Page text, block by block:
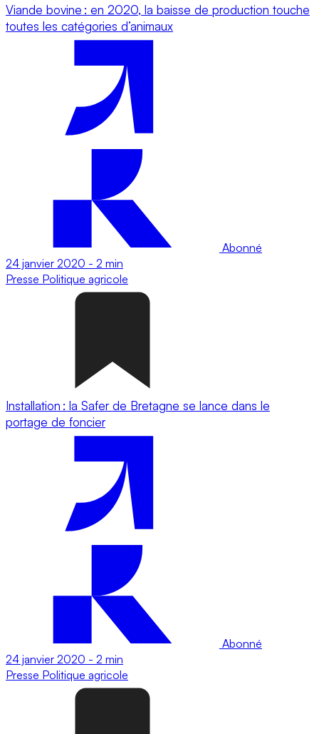
Viande bovine : en 2020, la baisse de production touche
toutes les catégories d’animaux
Abonné
24 janvier 2020 - 2 min
Presse Politique agricole
Installation : la Safer de Bretagne se lance dans le
portage de foncier
Abonné
24 janvier 2020 - 2 min
Presse Politique agricole